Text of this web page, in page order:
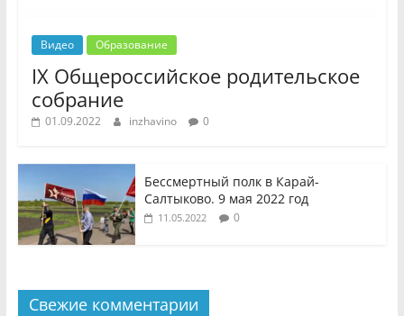
Видео Образование
IX Общероссийское родительское
собрание
01.09.2022 inzhavino 0
Бессмертный полк в Карай-
Салтыково. 9 мая 2022 год
11.05.2022 0
Свежие комментарии